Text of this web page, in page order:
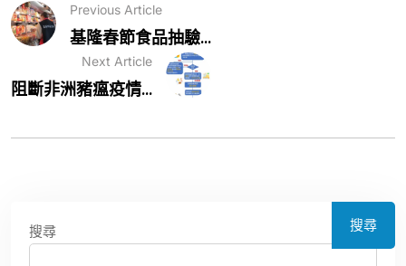
Previous Article
基隆春節食品抽驗...
Next Article
阻斷非洲豬瘟疫情...
搜尋 搜尋